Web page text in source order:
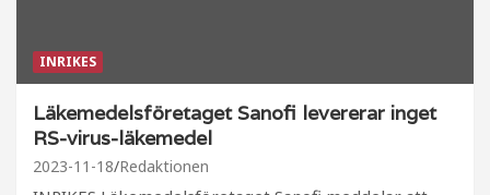
INRIKES
Läkemedelsföretaget Sanofi levererar inget
RS-virus-läkemedel
2023-11-18 Redaktionen